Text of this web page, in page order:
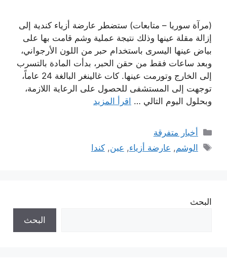
(مرآة سوريا – متابعات) ستضطر عارضة أزياء كندية إلى
إزالة مقلة عينها وذلك نتيجة عملية وشم قامت بها على
بياض عينها اليسرى باستخدام حبر من اللون الأرجواني،
وبعد ساعات فقط من حقن الحبر، بدأت المادة بالتسرب
إلى الخارج وتورمت عينها. ​كات غالينغر​ البالغة 24 عاماً،
توجهت إلى المستشفى للحصول على الرعاية اللازمة،
وبحلول اليوم التالي … اقرأ المزيد
التصنيفات
أخبار متفرقة
الوسوم
الوشم, عارضة أزياء, عين,كندا
البحث
البحث